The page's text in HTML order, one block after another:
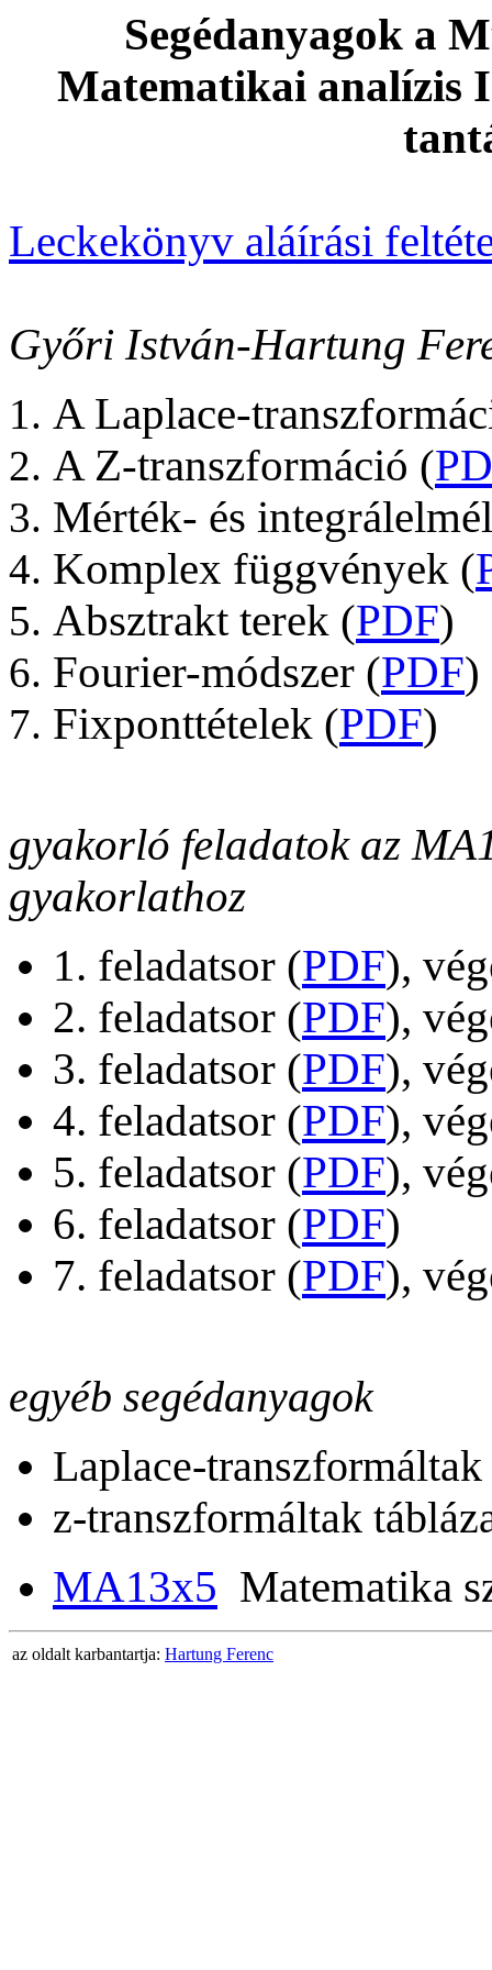
Segédanyagok a
Matematikai analízis
Leckekönyv aláírási
Győri István-Hartung
A Laplace-
A Z-transzformáció (
Mérték- és
Komplex függvények (
Absztrakt terek (PDF)
Fourier-módszer (PDF)
Fixponttételek (PDF)
gyakorló feladatok az
gyakorlathoz
1. feladatsor (PDF),
2. feladatsor (PDF),
3. feladatsor (PDF),
4. feladatsor (PDF),
5. feladatsor (PDF),
6. feladatsor (PDF)
7. feladatsor (PDF),
egyéb segédanyagok
Laplace-
z-transzformáltak
MA13x5 Matematika
az oldalt karbantartja: Hartung Ferenc